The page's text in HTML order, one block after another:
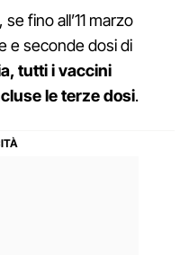
fino all’11 marzo
e seconde dosi di
tutti i vaccini
le terze dosi.